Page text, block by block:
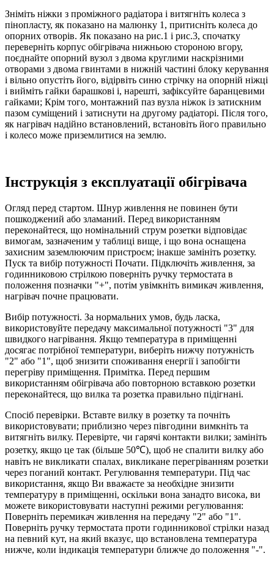
Зніміть ніжки з проміжного радіатора і витягніть колеса з
пінопласту, як показано на малюнку 1, притисніть колеса до
опорних отворів. Як показано на рис.1 і рис.3, спочатку
переверніть корпус обігрівача нижньою стороною вгору,
поєднайте опорний вузол з двома круглими наскрізними
отворами з двома гвинтами в нижній частині блоку керування
і вільно опустіть його, відірвіть синю стрічку на опорній ніжці
і вийміть гайки барашкові і, нарешті, зафіксуйте баранцевими
гайками; Крім того, монтажний паз вузла ніжок із затискним
пазом суміщений і затиснути на другому радіаторі. Після того,
як нагрівач надійно встановлений, встановіть його правильно
і колесо може приземлитися на землю.
Інструкція з експлуатації обігрівача
Огляд перед стартом. Шнур живлення не повинен бути
пошкоджений або зламаний. Перед використанням
переконайтеся, що номінальний струм розетки відповідає
вимогам, зазначеним у таблиці вище, і що вона оснащена
захисним заземлюючим пристроєм; інакше замініть розетку.
Пуск та вибір потужності Почати. Підключіть живлення, за
годинниковою стрілкою поверніть ручку термостата в
положення позначки "+", потім увімкніть вимикач живлення,
нагрівач почне працювати.
Вибір потужності. За нормальних умов, будь ласка,
використовуйте передачу максимальної потужності "3" для
швидкого нагрівання. Якщо температура в приміщенні
досягає потрібної температури, виберіть нижчу потужність
"2" або "1", щоб знизити споживання енергії і запобігти
перегріву приміщення. Примітка. Перед першим
використанням обігрівача або повторною вставкою розетки
переконайтеся, що вилка та розетка правильно підігнані.
Спосіб перевірки. Вставте вилку в розетку та почніть
використовувати; приблизно через півгодини вимкніть та
витягніть вилку. Перевірте, чи гарячі контакти вилки; замініть
розетку, якщо це так (більше 50℃), щоб не спалити вилку або
навіть не викликати спалах, викликане перегріванням розетки
через поганий контакт. Регулювання температури. Під час
використання, якщо Ви вважаєте за необхідне знизити
температуру в приміщенні, оскільки вона занадто висока, ви
можете використовувати наступні режими регулювання:
Поверніть перемикач живлення на передачу "2" або "1".
Поверніть ручку термостата проти годинникової стрілки назад
на певний кут, на який вказує, що встановлена ​​температура
нижче, коли індикація температури ближче до положення "-".